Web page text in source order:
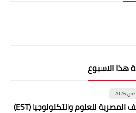
هذا الاسبوع
إعلان وظائف المصرية للعلوم والتكنولوجيا (EST)